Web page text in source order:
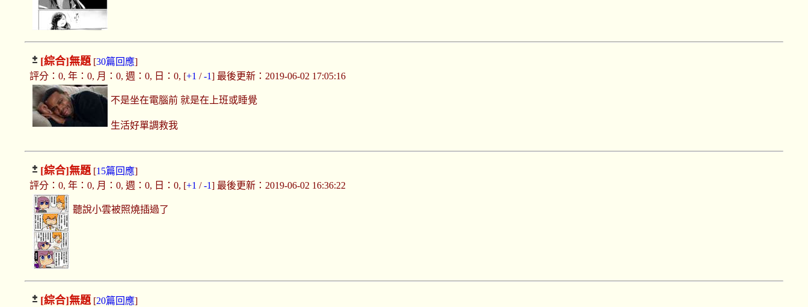
[綜合]無題 [30篇回應]
評分：0, 年：0, 月：0, 週：0, 日：0, [+1 /-1] 最後更新：2019-06-02 17:05:16
不是坐在電腦前 就是在上班或睡覺
生活好單調救我
[綜合]無題 [15篇回應]
評分：0, 年：0, 月：0, 週：0, 日：0, [+1 /-1] 最後更新：2019-06-02 16:36:22
聽說小雲被照燒插過了
[綜合]無題 [20篇回應]